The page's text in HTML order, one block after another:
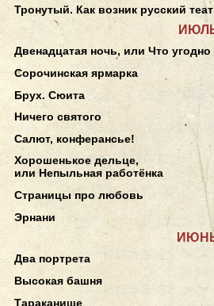
Тронутый. Как возник русский
Двенадцатая ночь, или Что угодно
Сорочинская ярмарка
Брух. Сюита
Ничего святого
Салют, конферансье!
Хорошенькое дельце,
или Непыльная работёнка
Страницы про любовь
Эрнани
Два портрета
Высокая башня
Тараканище